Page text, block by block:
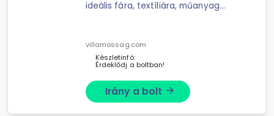
ideális fára, textíliára, műanyag
Csak olyan anyagokra szabad
alkalmazni, ...
villamossag.com
Készletinfó:
Érdeklődj a boltban!
Irány a bolt arrow_forward